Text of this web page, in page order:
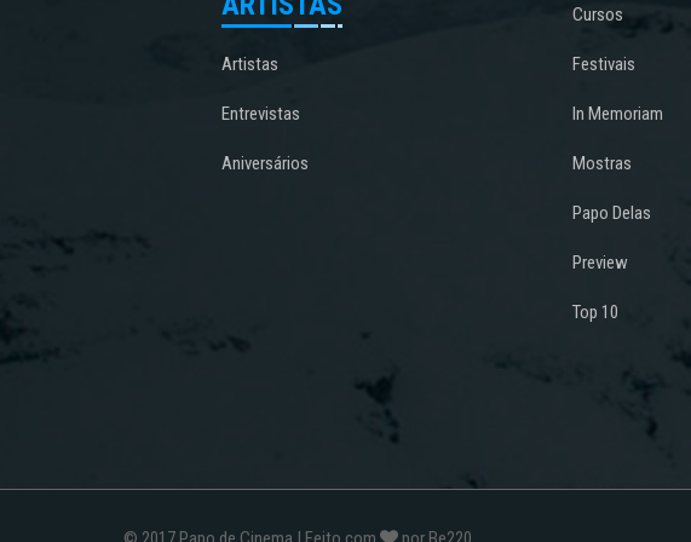
Artistas
Entrevistas
Aniversários
Cursos
Festivais
In Memoriam
Mostras
Papo Delas
Preview
Top 10